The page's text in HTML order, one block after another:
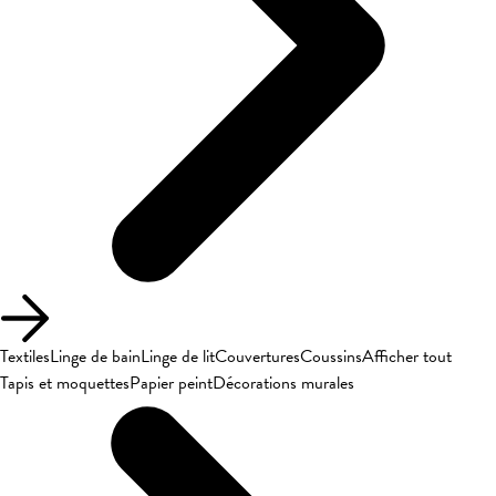
TextilesLinge de bainLinge de litCouverturesCoussinsAfficher tout
Tapis et moquettesPapier peintDécorations murales